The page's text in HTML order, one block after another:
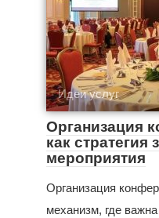
Идеи услуг
Организация
как стратегия
мероприятия
Организация
механизм, где